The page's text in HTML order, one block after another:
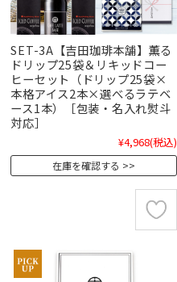
SET-3A【吉田珈琲本舗】薫る
ドリップ25袋＆リキッドコー
ヒーセット（ドリップ25袋×
本格アイス2本×選べるラテベ
ース1本）［包装・名入れ熨斗
対応］
¥4,968(税込)
在庫を確認する